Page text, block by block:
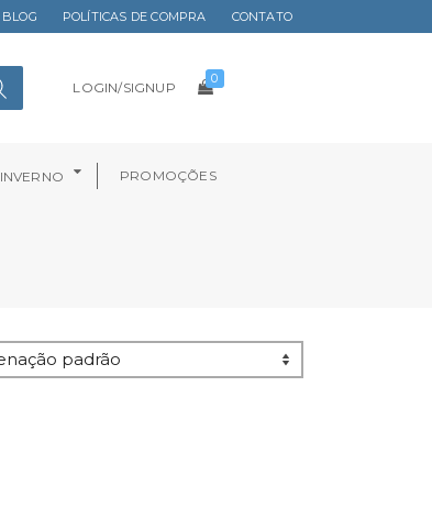
BLOG POLÍTICAS DE COMPRA CONTATO
LOGIN/SIGNUP
0
INVERNO PROMOÇÕES